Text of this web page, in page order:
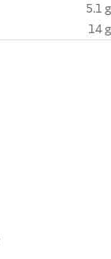
5.1 g
14 g